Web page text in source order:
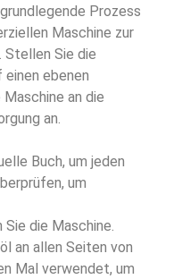
Prozess
Maschine zur
Stellen Sie die
ebenen
an die
an.
Buch, um jeden
um
Sie die Maschine.
an allen Seiten von
Mal verwendet, um